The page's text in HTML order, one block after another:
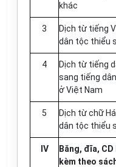
khác
3
Dịch từ tiếng
dân tộc thiểu
4
Dịch từ tiếng
sang tiếng
ở Việt Nam
5
Dịch từ chữ
dân tộc thiểu
IV
Băng, đĩa,
kèm theo